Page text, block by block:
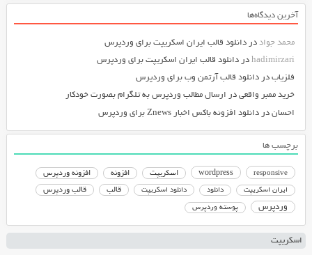
آخرین دیدگاه‌ها
محمد جواددر دانلود قالب ایران اسکریپت برای وردپرس
hadimirzariدر دانلود قالب ایران اسکریپت برای وردپرس
فلزیابدر دانلود قالب آرتمن وب برای وردپرس
خرید ممبر واقعیدر ارسال مطالب وردپرس به تلگرام بصورت خودکار
احساندر دانلود افزونه باکس اخبار Znews برای وردپرس
برچسب ها
responsive
wordpress اسکریپت افزونه افزونه وردپرس
ایران اسکریپت دانلود دانلود اسکریپت قالب قالب وردپرس
وردپرس پوسته وردپرس
اسکریپت